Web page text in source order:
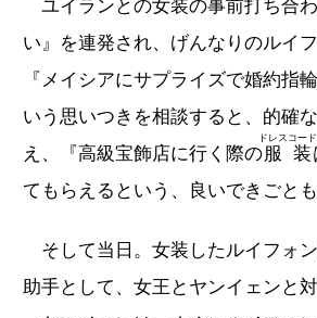
ユイランとの女装の事前打ち合
い』を連発され、げんなりのルイフ
『メイシアにサプライズで婚約指
いう思いつきを相談すると、的確
え、『高級宝飾店に行く際の服装
ドレスコード
てもらえるという、良いできごとも
そして当日。女装したルイフォ
助手として、女王とヤンイェンと対